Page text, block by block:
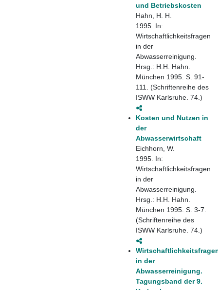
und Betriebskosten
Hahn, H. H.
1995. In:
Wirtschaftlichkeitsfragen
in der
Abwasserreinigung.
Hrsg.: H.H. Hahn.
München 1995. S. 91-
111. (Schriftenreihe des
ISWW Karlsruhe. 74.)
Kosten und Nutzen in
der
Abwasserwirtschaft
Eichhorn, W.
1995. In:
Wirtschaftlichkeitsfragen
in der
Abwasserreinigung.
Hrsg.: H.H. Hahn.
München 1995. S. 3-7.
(Schriftenreihe des
ISWW Karlsruhe. 74.)
in der
Abwasserreinigung.
Tagungsband der 9.